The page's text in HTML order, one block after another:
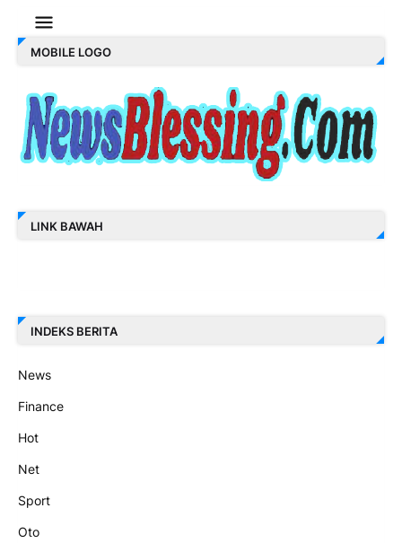
MOBILE LOGO
LINK BAWAH
INDEKS BERITA
News
Finance
Hot
Net
Sport
Oto